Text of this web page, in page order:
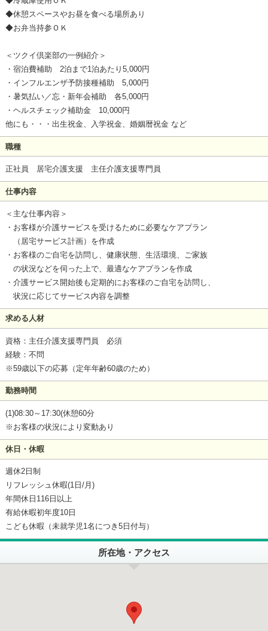
◆休憩スペースやお昼を食べる場所あり
◆お弁当持参ＯＫ
＜ツクイ倶楽部の一例紹介＞
・宿泊費補助 2泊まで1泊あたり5,000円
・インフルエンザ予防接種補助 5,000円
・暑気払い／忘・新年会補助 各5,000円
・ヘルスチェック補助金 10,000円
他にも・・・出生祝金、入学祝金、婚姻暦祝金 など
職種
正社員 居宅介護支援 主任介護支援専門員
仕事内容
＜主な仕事内容＞
・お客様が介護サービスを受けるために必要なケアプラン
（居宅サービス計画）を作成
・お客様のご自宅を訪問し、健康状態、生活環境、ご家族
の状況などを伺った上で、最適なケアプランを作成
・介護サービス開始後も定期的にお客様のご自宅を訪問し、
状況に応じてサービス内容を調整
求める人材
資格：主任介護支援専門員 必須
経験：不問
※59歳以下の応募（定年年齢60歳のため）
勤務時間
(1)08:30～17:30(休憩60分
※お客様の状況により変動あり
休日・休暇
週休2日制
リフレッシュ休暇(1日/月)
年間休日116日以上
有給休暇初年度10日
こども休暇（未就学児1名につき5日付与）
所在地・アクセス